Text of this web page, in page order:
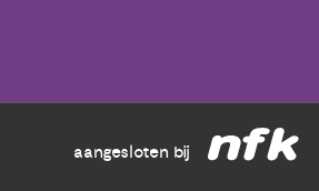
aangesloten bij